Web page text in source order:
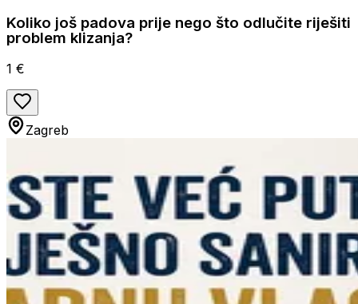
Koliko još padova prije nego što odlučite riješiti
problem klizanja?
1 €
Zagreb